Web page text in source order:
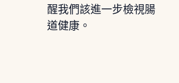
醒我們該進一步檢視腸
道健康。